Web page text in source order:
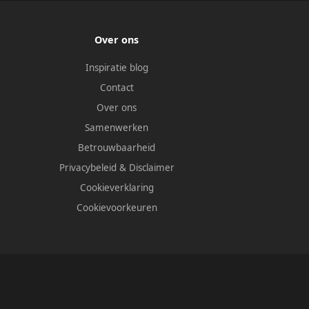
Over ons
Inspiratie blog
Contact
Over ons
Samenwerken
Betrouwbaarheid
Privacybeleid & Disclaimer
Cookieverklaring
Cookievoorkeuren